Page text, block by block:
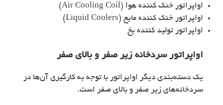
اواپراتور خنک کننده هوا (Air Cooling Coil)
اواپراتور خنک کننده مایع (Liquid Coolers)
اواپراتور تولید کننده یخ
اواپراتور سردخانه زیر صفر و بالای صفر
یک دسته‌بندی دیگر اواپراتور با توجه به کارگیری آن‌ها در
سردخانه‌های زیر صفر و بالای صفر است.